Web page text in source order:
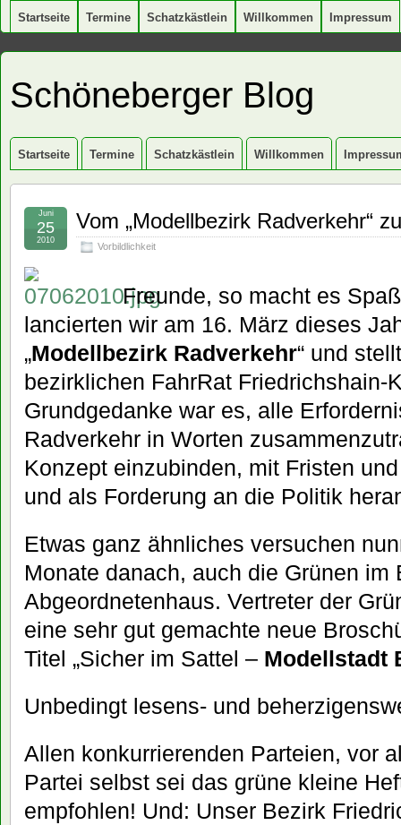
Startseite Termine Schatzkästlein Willkommen Impressum
Schöneberger Blog
Startseite Termine Schatzkästlein Willkommen
Vom „Modellbezirk Radverkehr“
Vorbildlichkeit
Juni
25
2010
Freunde, so macht es
lancierten wir am 16. März dieses
„Modellbezirk Radverkehr“ und
bezirklichen FahrRat Friedrichshain-
Grundgedanke war es, alle
Radverkehr in Worten
Konzept einzubinden, mit Fristen
und als Forderung an die Politik
Etwas ganz ähnliches versuchen
Monate danach, auch die Grünen im
Abgeordnetenhaus. Vertreter der
eine sehr gut gemachte neue
Titel „Sicher im Sattel – Modellstadt
Unbedingt lesens- und
Allen konkurrierenden Parteien, vor
Partei selbst sei das grüne kleine
empfohlen! Und: Unser Bezirk